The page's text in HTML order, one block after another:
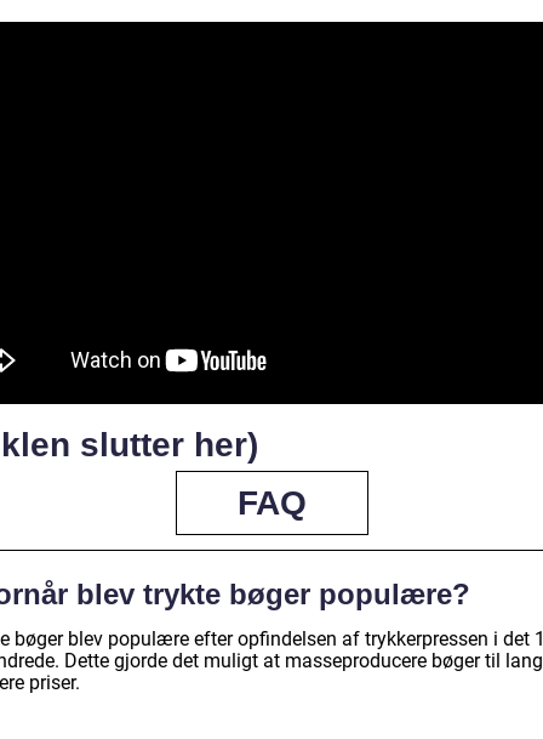
slutter her)
FAQ
blev trykte bøger populære?
bøger blev populære efter opfindelsen af trykkerpressen i det
Dette gjorde det muligt at masseproducere bøger til
priser.